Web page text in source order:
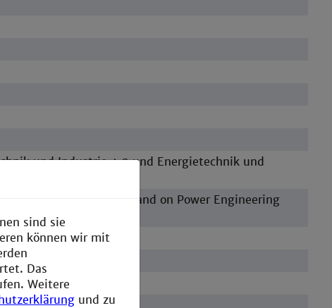
und Industrie 4.0 und Energietechnik und
Internet of Things and on Power Engineering
sind sie
können wir mit
Das
Weitere
und zu